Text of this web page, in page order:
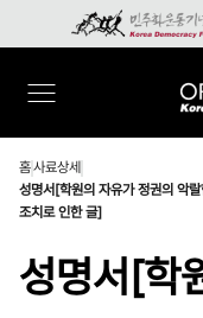
홈사료상세
성명서[학원의 자유가 정권의 악
조치로 인한 글]
성명서[학